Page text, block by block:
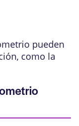
pueden
como la